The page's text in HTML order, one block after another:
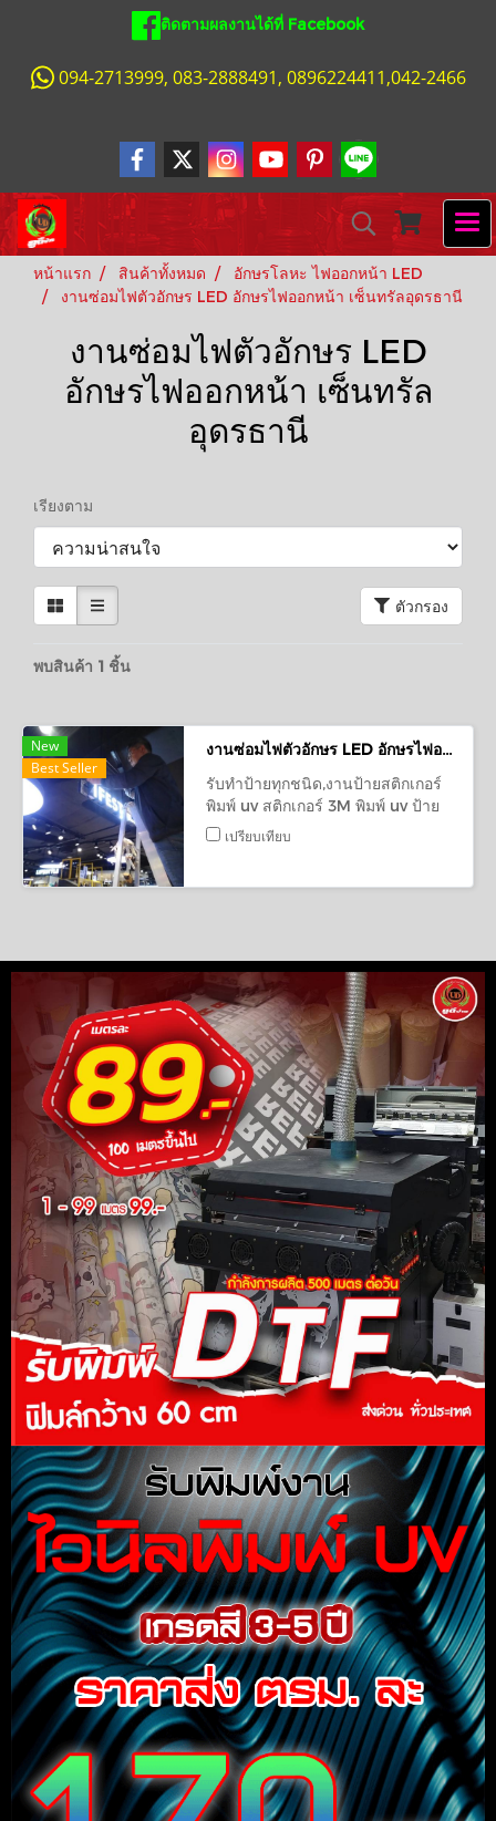
ติดตามผลงานได้ที่ Facebook
094-2713999, 083-2888491, 0896224411,042-2466
หน้าแรก สินค้าทั้งหมด
อักษรโลหะ ไฟออกหน้า LED
งานซ่อมไฟตัวอักษร LED อักษรไฟออกหน้า เซ็นทรัลอุดรธานี
งานซ่อมไฟตัวอักษร LED
อักษรไฟออกหน้า เซ็นทรัล
อุดรธานี
เรียงตาม
ตัวกรอง
พบสินค้า 1 ชิ้น
New
Best Seller
งานซ่อมไฟตัวอักษร LED อักษรไฟออกหน้า เซ็นทรัลอุดรธานี
รับทำป้ายทุกชนิด,งานป้ายสติกเกอร์
พิมพ์ uv สติกเกอร์ 3M พิมพ์ uv ป้าย
อักษรไฟled ป้ายไฟปิงปอง,ป้ายอักษร
เปรียบเทียบ